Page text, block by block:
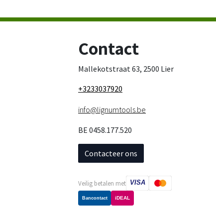
Contact
Mallekotstraat 63, 2500 Lier
+3233037920
info@lignumtools.be
BE 0458.177.520
Contacteer ons
Veilig betalen met VISA
Bancontact iDEAL